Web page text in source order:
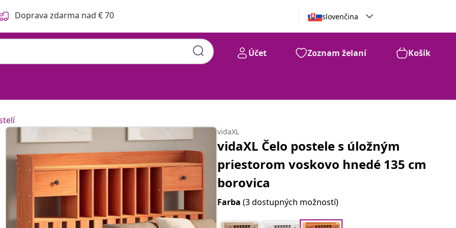
Doprava zdarma nad € 70 slovenčina
Účet Zoznam želaní Košík
vidaXL
vidaXL Čelo postele s úložným
priestorom voskovo hnedé 135 cm
borovica
Farba(3 dostupných možností)